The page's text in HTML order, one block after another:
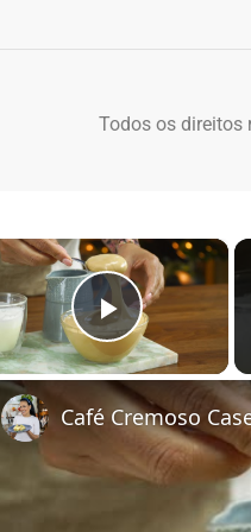
Todos os direitos
×
Play
Café Cremoso